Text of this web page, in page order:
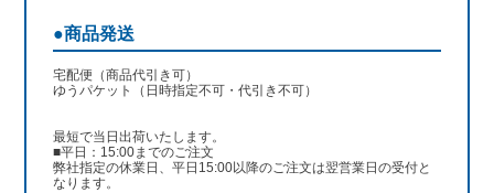
●商品発送
宅配便（商品代引き可）
ゆうパケット（日時指定不可・代引き不可）
最短で当日出荷いたします。
■平日：15:00までのご注文
弊社指定の休業日、平日15:00以降のご注文は翌営業日の受付と
なります。